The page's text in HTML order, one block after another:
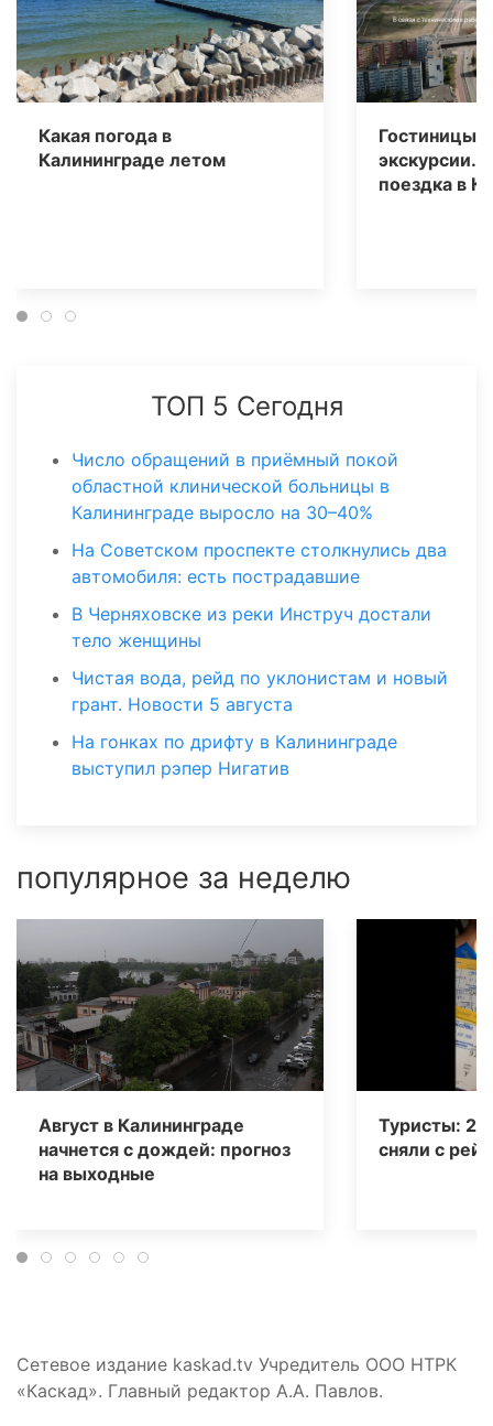
Какая погода в
Калининграде летом
Гостиницы,
экскурсии.
поездка в
ТОП 5 Сегодня
Число обращений в приёмный покой
областной клинической больницы в
Калининграде выросло на 30–40%
На Советском проспекте столкнулись два
автомобиля: есть пострадавшие
В Черняховске из реки Инструч достали
тело женщины
Чистая вода, рейд по уклонистам и новый
грант. Новости 5 августа
На гонках по дрифту в Калининграде
выступил рэпер Нигатив
популярное за неделю
Август в Калининграде
начнется с дождей: прогноз
на выходные
Туристы: 20
сняли с
Сетевое издание kaskad.tv Учредитель ООО НТРК
«Каскад». Главный редактор А.А. Павлов.